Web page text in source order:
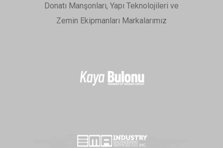
Donatı Manşonları, Yapı Teknolojileri ve
Zemin Ekipmanları Markalarımız